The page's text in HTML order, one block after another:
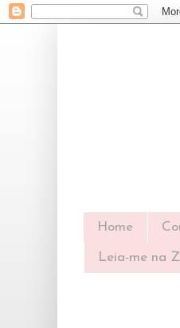
Home
Leia-me na